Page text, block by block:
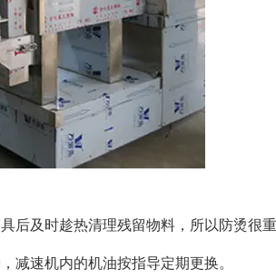
后及时趁热清理残留物料，所以防烫很
减速机内的机油按指导定期更换。